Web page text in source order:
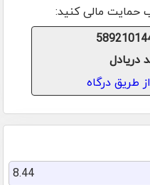
حمایت مالی کنید:
دریادل
طریق درگاه
8.44